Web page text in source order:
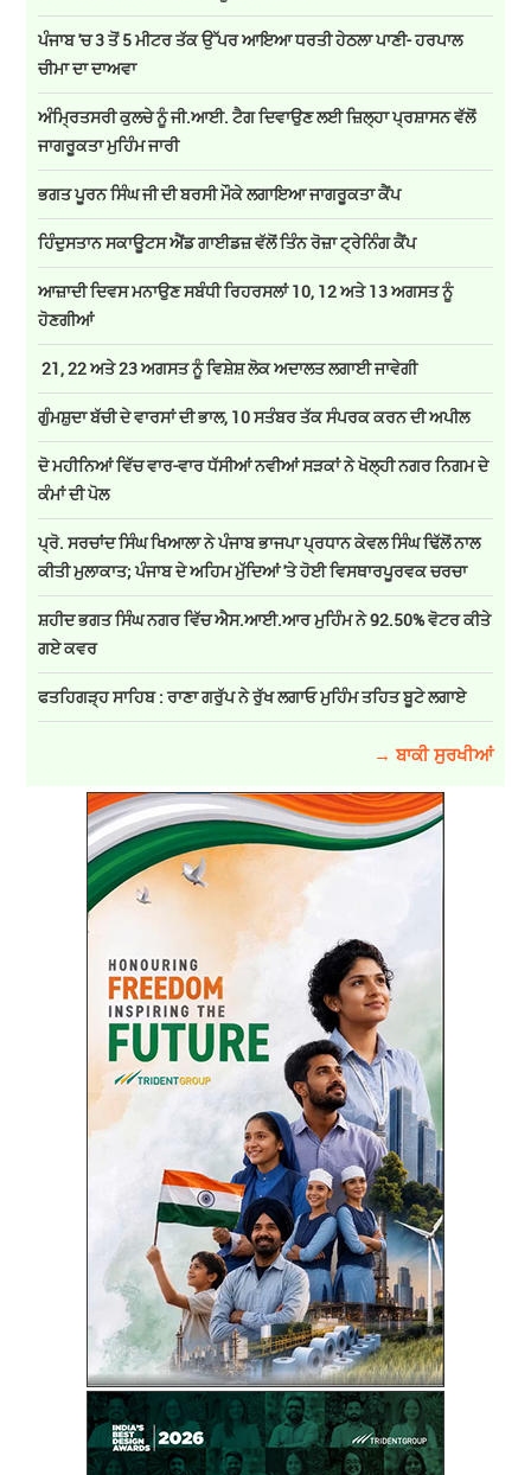
ਪੰਜਾਬ 'ਚ 3 ਤੋਂ 5 ਮੀਟਰ ਤੱਕ ਉੱਪਰ ਆਇਆ ਧਰਤੀ ਹੇਠਲਾ ਪਾਣੀ- ਹਰਪਾਲ
ਚੀਮਾ ਦਾ ਦਾਅਵਾ
ਅੰਮ੍ਰਿਤਸਰੀ ਕੁਲਚੇ ਨੂੰ ਜੀ.ਆਈ. ਟੈਗ ਦਿਵਾਉਣ ਲਈ ਜ਼ਿਲ੍ਹਾ ਪ੍ਰਸ਼ਾਸਨ ਵੱਲੋਂ
ਜਾਗਰੂਕਤਾ ਮੁਹਿੰਮ ਜਾਰੀ
ਭਗਤ ਪੂਰਨ ਸਿੰਘ ਜੀ ਦੀ ਬਰਸੀ ਮੌਕੇ ਲਗਾਇਆ ਜਾਗਰੂਕਤਾ ਕੈਂਪ
ਹਿੰਦੁਸਤਾਨ ਸਕਾਊਟਸ ਐਂਡ ਗਾਈਡਜ਼ ਵੱਲੋਂ ਤਿੰਨ ਰੋਜ਼ਾ ਟ੍ਰੇਨਿੰਗ ਕੈਂਪ
ਆਜ਼ਾਦੀ ਦਿਵਸ ਮਨਾਉਣ ਸਬੰਧੀ ਰਿਹਰਸਲਾਂ 10, 12 ਅਤੇ 13 ਅਗਸਤ ਨੂੰ
ਹੋਣਗੀਆਂ
21, 22 ਅਤੇ 23 ਅਗਸਤ ਨੂੰ ਵਿਸ਼ੇਸ਼ ਲੋਕ ਅਦਾਲਤ ਲਗਾਈ ਜਾਵੇਗੀ
ਗੁੰਮਸ਼ੁਦਾ ਬੱਚੀ ਦੇ ਵਾਰਸਾਂ ਦੀ ਭਾਲ, 10 ਸਤੰਬਰ ਤੱਕ ਸੰਪਰਕ ਕਰਨ ਦੀ ਅਪੀਲ
ਦੋ ਮਹੀਨਿਆਂ ਵਿੱਚ ਵਾਰ-ਵਾਰ ਧੱਸੀਆਂ ਨਵੀਆਂ ਸੜਕਾਂ ਨੇ ਖੋਲ੍ਹੀ ਨਗਰ ਨਿਗਮ ਦੇ
ਕੰਮਾਂ ਦੀ ਪੋਲ
ਪ੍ਰੋ. ਸਰਚਾਂਦ ਸਿੰਘ ਖਿਆਲਾ ਨੇ ਪੰਜਾਬ ਭਾਜਪਾ ਪ੍ਰਧਾਨ ਕੇਵਲ ਸਿੰਘ ਢਿੱਲੋਂ ਨਾਲ
ਕੀਤੀ ਮੁਲਾਕਾਤ; ਪੰਜਾਬ ਦੇ ਅਹਿਮ ਮੁੱਦਿਆਂ 'ਤੇ ਹੋਈ ਵਿਸਥਾਰਪੂਰਵਕ ਚਰਚਾ
ਸ਼ਹੀਦ ਭਗਤ ਸਿੰਘ ਨਗਰ ਵਿੱਚ ਐਸ.ਆਈ.ਆਰ ਮੁਹਿੰਮ ਨੇ 92.50% ਵੋਟਰ ਕੀਤੇ
ਗਏ ਕਵਰ
ਫਤਹਿਗੜ੍ਹ ਸਾਹਿਬ : ਰਾਣਾ ਗਰੁੱਪ ਨੇ ਰੁੱਖ ਲਗਾਓ ਮੁਹਿੰਮ ਤਹਿਤ ਬੂਟੇ ਲਗਾਏ
→ ਬਾਕੀ ਸੁਰਖੀਆਂ